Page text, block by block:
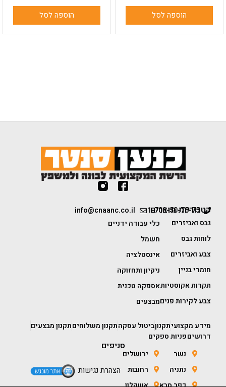
הוספה לסל הוספה לסל
1-700-50-75-75
info@cnaanc.co.il קטגוריות מוצרים
גבס ואביזרים
לוחות גבס
צבע ואביזרים
חומרי בניין
תקרות אקוסטיות
צבע לקירות פנים
כלי עבודה ידניים
חשמל
אינסטלציה
ניקיון ותחזוקה
אספקה טכנית
מבצעים
מידע מקצועיתקנוןביטול עסקהתקנון משלוחיםתקנון מבצעים
דרושיםפניות ספקים
סניפים
נשר
נתניה
ירושלים
רחובות
הצהרת נגישות